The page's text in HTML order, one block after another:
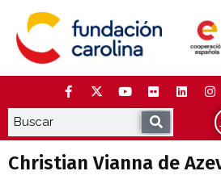
contenido
Christian Vianna de